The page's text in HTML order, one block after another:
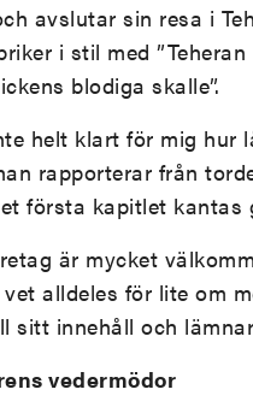
avslutar sin resa i
i stil med
blodiga skalle”.
helt klart för mig hur
rapporterar från
första kapitlet kantas
är mycket
alldeles för lite om
sitt innehåll och
vedermödor